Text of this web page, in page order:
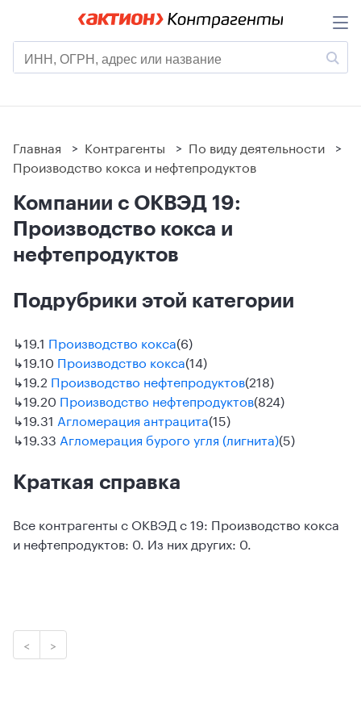
Главная > Контрагенты > По виду деятельности >
Производство кокса и нефтепродуктов
Компании с ОКВЭД 19:
Производство кокса и
нефтепродуктов
Подрубрики этой категории
↳19.1 Производство кокса(6)
↳19.10 Производство кокса(14)
↳19.2 Производство нефтепродуктов(218)
↳19.20 Производство нефтепродуктов(824)
↳19.31 Агломерация антрацита(15)
↳19.33 Агломерация бурого угля (лигнита)(5)
Краткая справка
Все контрагенты с ОКВЭД с 19: Производство кокса
и нефтепродуктов: 0. Из них других: 0.
< >